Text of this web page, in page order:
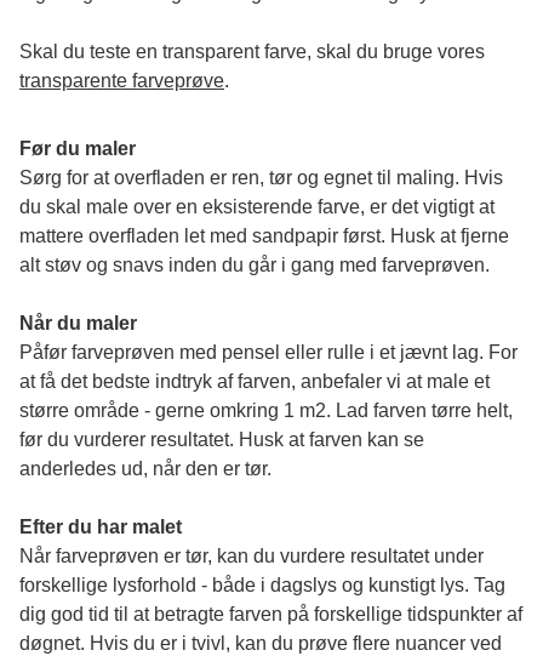
transparente farveprøve.
Før du maler
Sørg for at overfladen er ren, tør og egnet til maling. Hvis
du skal male over en eksisterende farve, er det vigtigt at
mattere overfladen let med sandpapir først. Husk at fjerne
alt støv og snavs inden du går i gang med farveprøven.
Når du maler
Påfør farveprøven med pensel eller rulle i et jævnt lag. For
at få det bedste indtryk af farven, anbefaler vi at male et
større område - gerne omkring 1 m2. Lad farven tørre helt,
før du vurderer resultatet. Husk at farven kan se
anderledes ud, når den er tør.
Efter du har malet
Når farveprøven er tør, kan du vurdere resultatet under
forskellige lysforhold - både i dagslys og kunstigt lys. Tag
dig god tid til at betragte farven på forskellige tidspunkter af
døgnet. Hvis du er i tvivl, kan du prøve flere nuancer ved